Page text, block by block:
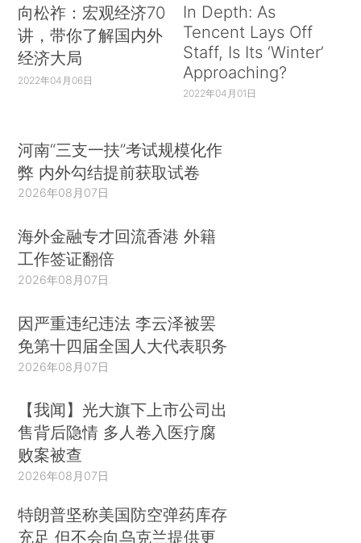
向松祚：宏观经济70
讲，带你了解国内外
经济大局
2022年04月06日
In Depth: As
Tencent Lays Off
Staff, Is Its ‘Winter’
Approaching?
2022年04月01日
河南“三支一扶”考试规模化作
弊 内外勾结提前获取试卷
2026年08月07日
海外金融专才回流香港 外籍
工作签证翻倍
2026年08月07日
因严重违纪违法 李云泽被罢
免第十四届全国人大代表职务
2026年08月07日
【我闻】光大旗下上市公司出
售背后隐情 多人卷入医疗腐
败案被查
2026年08月07日
特朗普坚称美国防空弹药库存
充足 但不会向乌克兰提供更